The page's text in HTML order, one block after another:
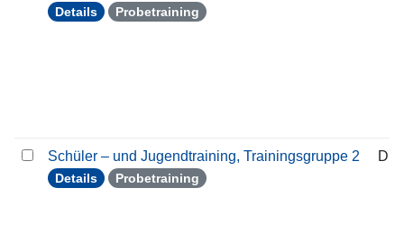
Details Probetraining
Schüler – und Jugendtraining, Trainingsgruppe 2
Details Probetraining